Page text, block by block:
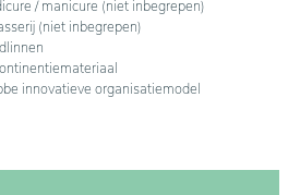
/ manicure (niet inbegrepen)
(niet inbegrepen)
innovatieve organisatiemodel